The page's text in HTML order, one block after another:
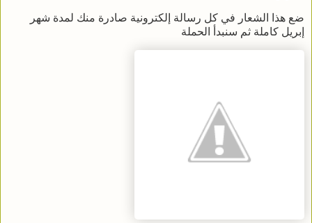
ضع هذا الشعار في كل رسالة إلكترونية صادرة منك لمدة شهر
إبريل كاملة ثم سنبدأ الحملة